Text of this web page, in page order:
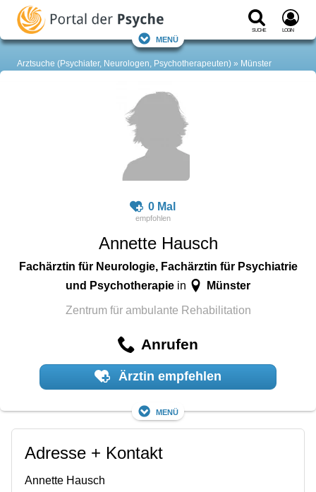
Suche Login
Menü
Arztsuche (Psychiater, Neurologen, Psychotherapeuten) Münster
0 Mal
Annette Hausch
Fachärztin für Neurologie, Fachärztin für Psychiatrie
und Psychotherapiein Münster
Zentrum für ambulante Rehabilitation
Anrufen
Ärztin empfehlen
Menü
Adresse + Kontakt
Annette Hausch